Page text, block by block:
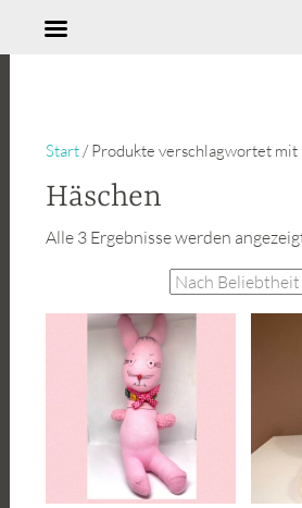
Start/ Produkte verschlagwortet mit
Häschen
Alle 3 Ergebnisse werden